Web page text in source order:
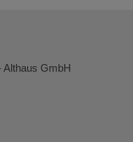
Althaus GmbH